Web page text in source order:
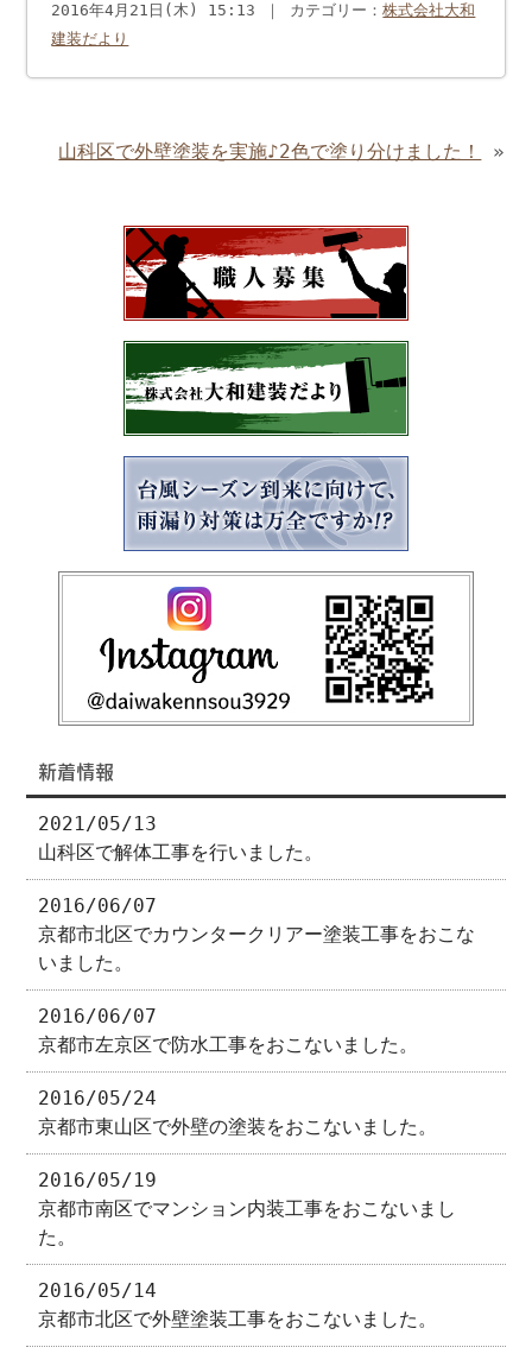
2016年4月21日(木) 15:13 ｜ カテゴリー：株式会社大和
建装だより
山科区で外壁塗装を実施♪2色で塗り分けました！ »
新着情報
2021/05/13
山科区で解体工事を行いました。
2016/06/07
京都市北区でカウンタークリアー塗装工事をおこな
いました。
2016/06/07
京都市左京区で防水工事をおこないました。
2016/05/24
京都市東山区で外壁の塗装をおこないました。
2016/05/19
京都市南区でマンション内装工事をおこないまし
た。
2016/05/14
京都市北区で外壁塗装工事をおこないました。